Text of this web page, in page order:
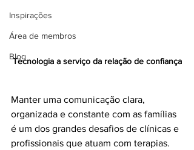
Inspirações
Área de membros
Blog
Tecnologia a serviço da relação de confiança
Manter uma comunicação clara,
organizada e constante com as famílias
é um dos grandes desafios de clínicas e
profissionais que atuam com terapias.